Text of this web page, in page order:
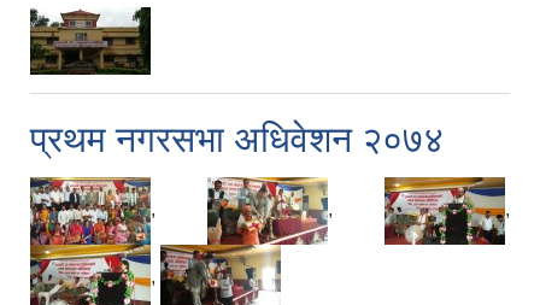
प्रथम नगरसभा अधिवेशन २०७४
, , ,
,